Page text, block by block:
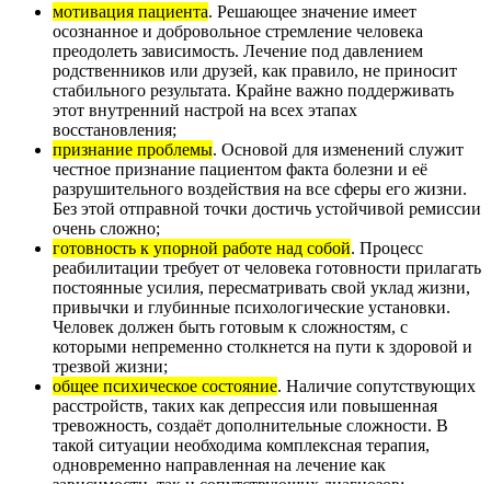
мотивация пациента. Решающее значение имеет
осознанное и добровольное стремление человека
преодолеть зависимость. Лечение под давлением
родственников или друзей, как правило, не приносит
стабильного результата. Крайне важно поддерживать
этот внутренний настрой на всех этапах
восстановления;
признание проблемы. Основой для изменений служит
честное признание пациентом факта болезни и её
разрушительного воздействия на все сферы его жизни.
Без этой отправной точки достичь устойчивой ремиссии
очень сложно;
готовность к упорной работе над собой. Процесс
реабилитации требует от человека готовности прилагать
постоянные усилия, пересматривать свой уклад жизни,
привычки и глубинные психологические установки.
Человек должен быть готовым к сложностям, с
которыми непременно столкнется на пути к здоровой и
трезвой жизни;
общее психическое состояние. Наличие сопутствующих
расстройств, таких как депрессия или повышенная
тревожность, создаёт дополнительные сложности. В
такой ситуации необходима комплексная терапия,
одновременно направленная на лечение как